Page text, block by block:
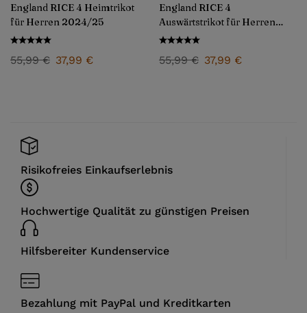
England RICE 4 Heimtrikot
für Herren 2024/25
55,99€ 37,99 €
England RICE 4
Auswärtstrikot für Herren
2024/25
55,99€ 37,99 €
Risikofreies Einkaufserlebnis
Hochwertige Qualität zu günstigen Preisen
Hilfsbereiter Kundenservice
Bezahlung mit PayPal und Kreditkarten